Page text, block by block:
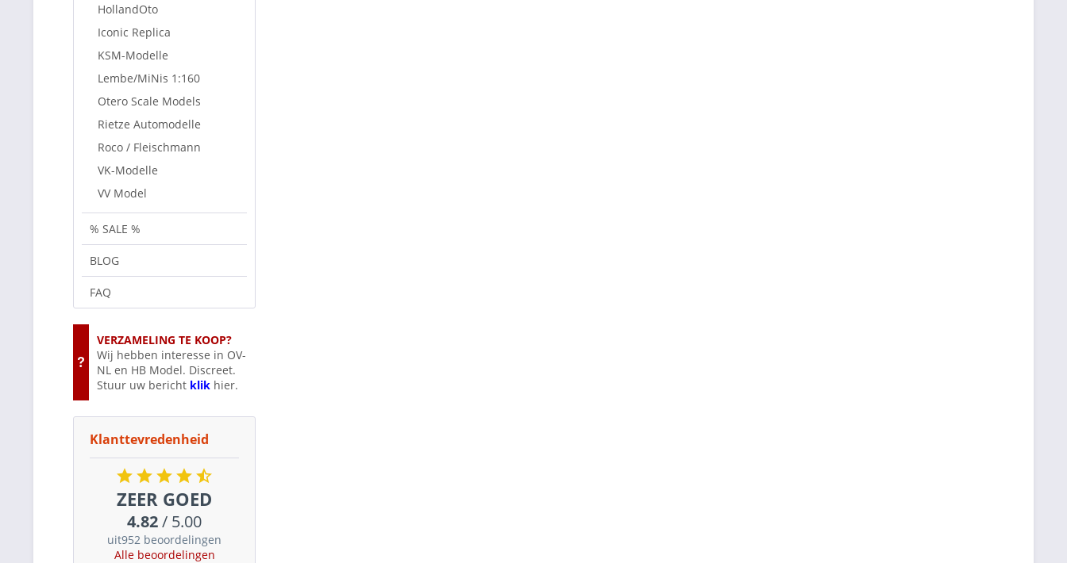
HollandOto
Iconic Replica
KSM-Modelle
Lembe/MiNis 1:160
Otero Scale Models
Rietze Automodelle
Roco / Fleischmann
VK-Modelle
VV Model
% SALE %
BLOG
FAQ
VERZAMELING TE KOOP?
Wij hebben interesse in OV-
NL en HB Model. Discreet.
Stuur uw bericht klik hier.
Klanttevredenheid
ZEER GOED
4.82/ 5.00
uit952 beoordelingen
Alle beoordelingen